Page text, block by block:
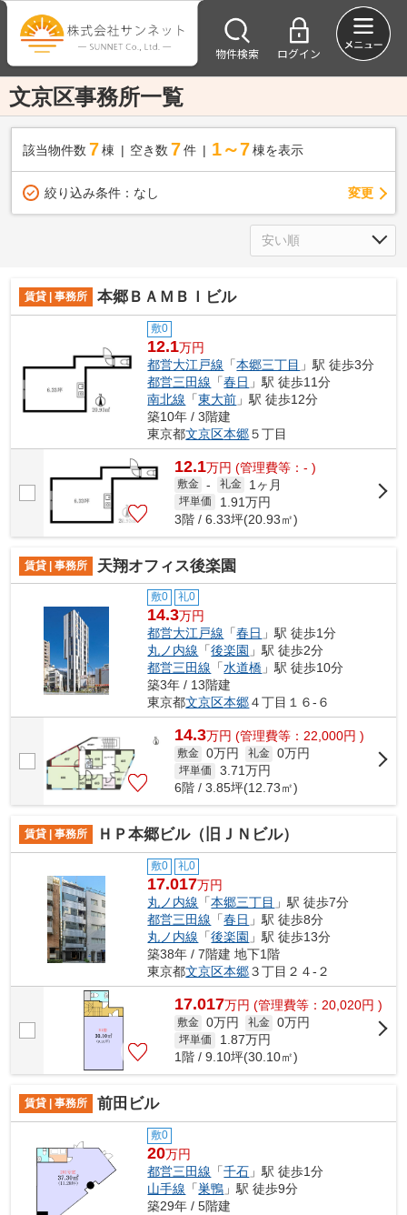
物件検索 ログイン
文京区事務所一覧
該当物件数 7棟 空き数 7 件 1～7 棟を表示
絞り込み条件： なし 変更
賃貸 | 事務所 本郷ＢＡＭＢＩビル
敷0
12.1万円
都営大江戸線 「本郷三丁目 」駅 徒歩3分
都営三田線 「春日 」駅 徒歩11分
南北線 「東大前 」駅 徒歩12分
築10年 / 3階建
東京都文京区本郷５丁目
12.1万円 (管理費等：- )
敷金 - 礼金 1ヶ月
坪単価 1.91万円
3階 / 6.33坪(20.93㎡)
賃貸 | 事務所 天翔オフィス後楽園
敷0 礼0
14.3万円
都営大江戸線 「春日 」駅 徒歩1分
丸ノ内線 「後楽園 」駅 徒歩2分
都営三田線 「水道橋 」駅 徒歩10分
築3年 / 13階建
東京都文京区本郷４丁目１６-６
14.3万円 (管理費等：22,000円 )
敷金 0万円 礼金 0万円
坪単価 3.71万円
6階 / 3.85坪(12.73㎡)
賃貸 | 事務所 ＨＰ本郷ビル（旧ＪＮビル）
敷0 礼0
17.017万円
丸ノ内線 「本郷三丁目 」駅 徒歩7分
都営三田線 「春日 」駅 徒歩8分
丸ノ内線 「後楽園 」駅 徒歩13分
築38年 / 7階建 地下1階
東京都文京区本郷３丁目２４-２
17.017万円 (管理費等：20,020円 )
敷金 0万円 礼金 0万円
坪単価 1.87万円
1階 / 9.10坪(30.10㎡)
賃貸 | 事務所 前田ビル
敷0
20万円
都営三田線 「千石 」駅 徒歩1分
山手線 「巣鴨 」駅 徒歩9分
築29年 / 5階建